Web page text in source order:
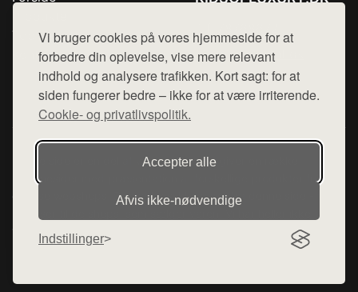
Vi bruger cookies på vores hjemmeside for at
forbedre din oplevelse, vise mere relevant
indhold og analysere trafikken. Kort sagt: for at
siden fungerer bedre – ikke for at være irriterende.
Cookie- og privatlivspolitik.
Accepter alle
Afvis ikke‑nødvendige
Indstillinger
Top Rabatter
Kontakt
Mail: hej@want.dk
Cookie- og privatlivspolitik
Denne side er en del af want.dk, der udgiver en række
hjemmesider med præsentation af forskellige produkter fra
diverse webshops. Der sælges ikke varer fra denne side - vi
henviser til de shops, som sælger varen. Vi har heller ikke
varerne på lager.